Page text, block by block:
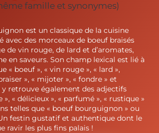
famille et synonymes)
est un classique de la cuisine
avec des morceaux de boeuf braisés
de vin rouge, de lard et d’aromates,
en saveurs. Son champ lexical est lié à
« boeuf », « vin rouge », « lard »,
», « mijoter », « fondre » et
y retrouve également des adjectifs
« délicieux », « parfumé », « rustique »
telles que « boeuf bourguignon » ou
festin gustatif et authentique dont le
ravir les plus fins palais !